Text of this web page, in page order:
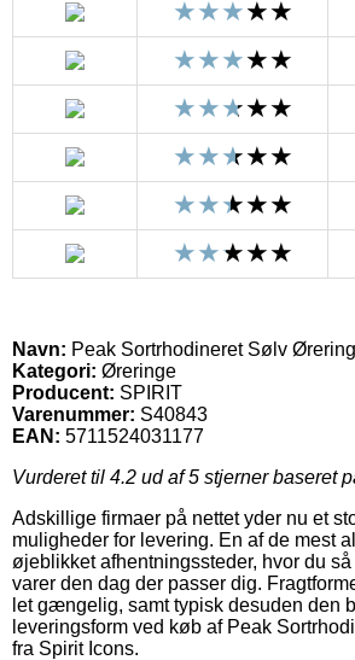
Navn: Peak Sortrhodineret Sølv
Kategori: Øreringe
Producent: SPIRIT
Varenummer: S40843
EAN: 5711524031177
Vurderet til 4.2 ud af 5 stjerner baseret
Adskillige firmaer på nettet yder nu et
muligheder for levering. En af de mest
øjeblikket afhentningssteder, hvor du
varer den dag der passer dig.
let gængelig, samt typisk desuden den
leveringsform ved køb af Peak
fra Spirit Icons.